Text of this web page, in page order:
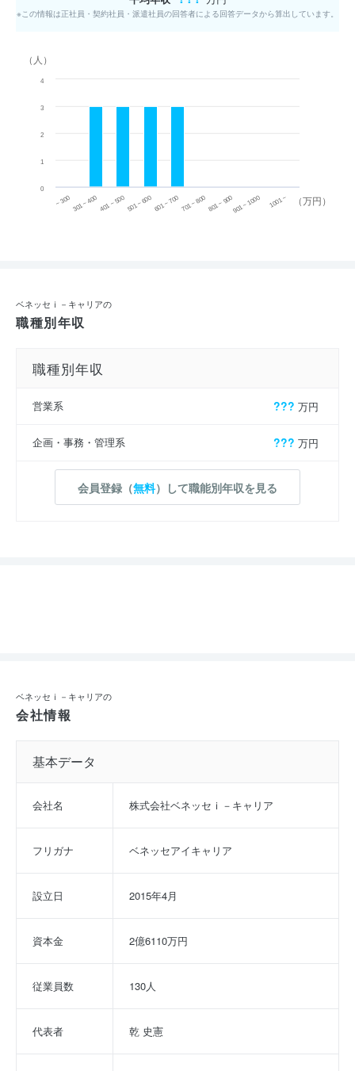
※この情報は正社員・契約社員・派遣社員の回答者による回答データから算出しています。
（万円）
（人）
~ 300 301 ~ 400 401 ~ 500501 ~ 600601 ~ 700701 ~ 800801 ~ 900901 ~ 1000 1001 ~
0
1
2
3
4
ベネッセｉ－キャリアの
職種別年収
職種別年収
営業系 ??? 万円
企画・事務・管理系 ??? 万円
会員登録（無料）して職能別年収を見る
ベネッセｉ－キャリアの
会社情報
基本データ
会社名 株式会社ベネッセｉ－キャリア
フリガナ ベネッセアイキャリア
設立日 2015年4月
資本金 2億6110万円
従業員数 130人
代表者 乾 史憲